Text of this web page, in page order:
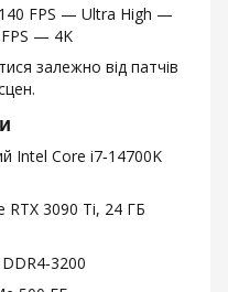
FPS — Ultra High —
— 4K
залежно від патчів
Intel Core i7‑14700K
RTX 3090 Ti, 24 ГБ